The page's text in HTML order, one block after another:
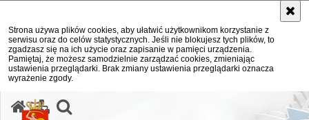
Strona używa plików cookies, aby ułatwić użytkownikom korzystanie z
serwisu oraz do celów statystycznych. Jeśli nie blokujesz tych plików, to
zgadzasz się na ich użycie oraz zapisanie w pamięci urządzenia.
Pamiętaj, że możesz samodzielnie zarządzać cookies, zmieniając
ustawienia przeglądarki. Brak zmiany ustawienia przeglądarki oznacza
wyrażenie zgody.